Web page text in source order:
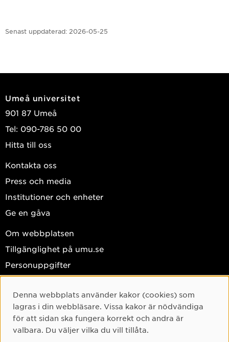
Senast uppdaterad: 2026-05-25
Umeå universitet
901 87 Umeå
Tel: 090-786 50 00
Hitta till oss
Kontakta oss
Press och media
Institutioner och enheter
Ge en gåva
Om webbplatsen
Tillgänglighet på umu.se
Personuppgifter
Instagram
TikTok
Cookie-samtycke
Denna webbplats använder kakor (cookies) som
lagras i din webbläsare. Vissa kakor är nödvändiga
för att sidan ska fungera korrekt och andra är
valbara. Du väljer vilka du vill tillåta.